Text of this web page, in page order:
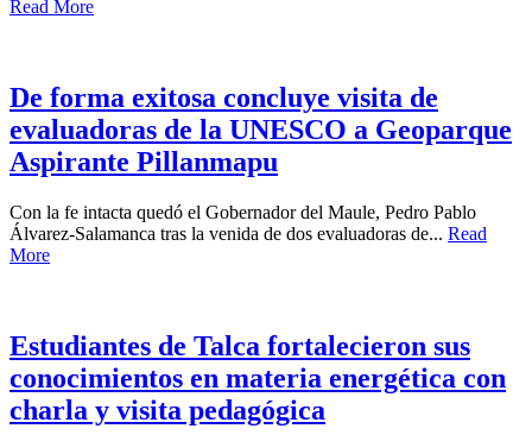
Read More
De forma exitosa concluye visita de
evaluadoras de la UNESCO a Geoparque
Aspirante Pillanmapu
Con la fe intacta quedó el Gobernador del Maule, Pedro Pablo
Álvarez-Salamanca tras la venida de dos evaluadoras de... Read
More
Estudiantes de Talca fortalecieron sus
conocimientos en materia energética con
charla y visita pedagógica